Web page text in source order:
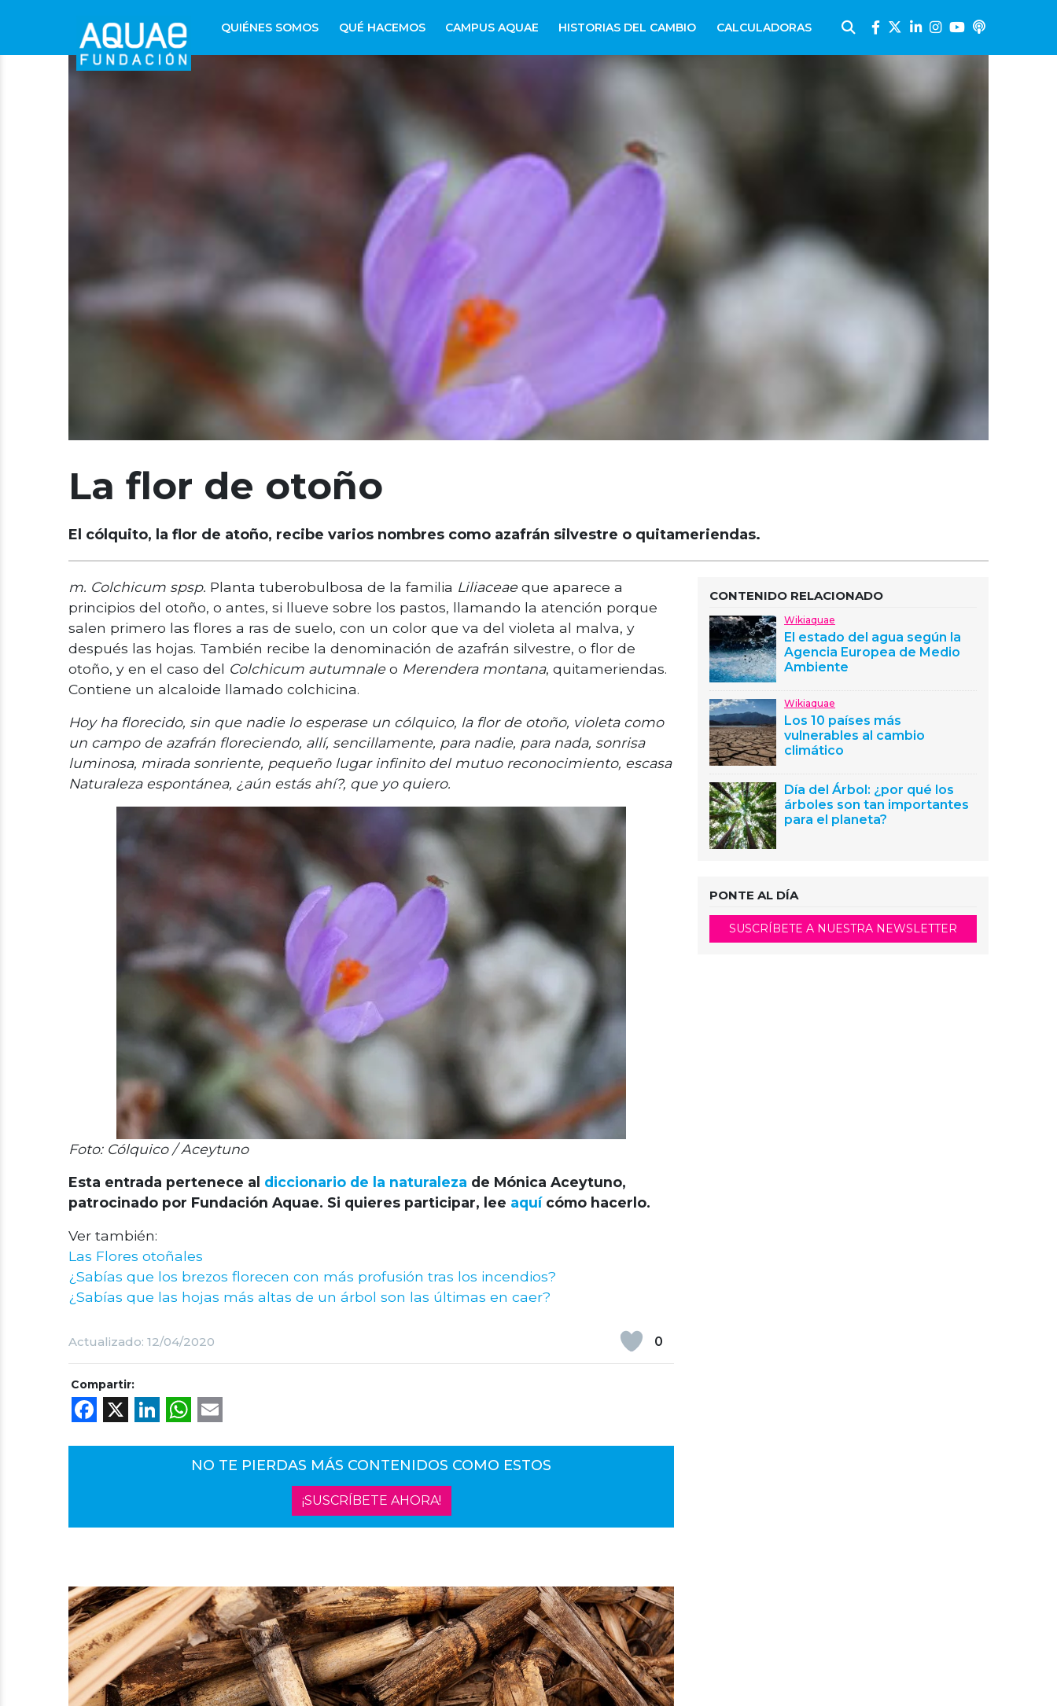
QUIÉNES SOMOS QUÉ HACEMOS CAMPUS AQUAE HISTORIAS DEL CAMBIO CALCULADORAS
La flor de otoño
El cólquito, la flor de atoño, recibe varios nombres como azafrán silvestre o quitameriendas.
m. Colchicum spsp. Planta tuberobulbosa de la familia Liliaceae que aparece a
principios del otoño, o antes, si llueve sobre los pastos, llamando la atención porque
salen primero las flores a ras de suelo, con un color que va del violeta al malva, y
después las hojas. También recibe la denominación de azafrán silvestre, o flor de
otoño, y en el caso del Colchicum autumnale o Merendera montana, quitameriendas.
Contiene un alcaloide llamado colchicina.
Hoy ha florecido, sin que nadie lo esperase un cólquico, la flor de otoño, violeta como
un campo de azafrán floreciendo, allí, sencillamente, para nadie, para nada, sonrisa
luminosa, mirada sonriente, pequeño lugar infinito del mutuo reconocimiento, escasa
Naturaleza espontánea, ¿aún estás ahí?, que yo quiero.
Foto: Cólquico / Aceytuno
Esta entrada pertenece al diccionario de la naturaleza de Mónica Aceytuno,
patrocinado por Fundación Aquae. Si quieres participar, lee aquí cómo hacerlo.
Ver también:
Las Flores otoñales
​¿Sabías que los brezos florecen con más profusión tras los incendios?
¿Sabías que las hojas más altas de un árbol son las últimas en caer?
0
Actualizado: 12/04/2020
Compartir:
Facebook
X LinkedIn
WhatsApp
NO TE PIERDAS MÁS CONTENIDOS COMO ESTOS
¡SUSCRÍBETE AHORA!
CONTENIDO RELACIONADO
Wikiaquae
El estado del agua según la
Agencia Europea de Medio
Ambiente
Wikiaquae
Los 10 países más
vulnerables al cambio
climático
Día del Árbol: ¿por qué los
árboles son tan importantes
para el planeta?
PONTE AL DÍA
SUSCRÍBETE A NUESTRA NEWSLETTER